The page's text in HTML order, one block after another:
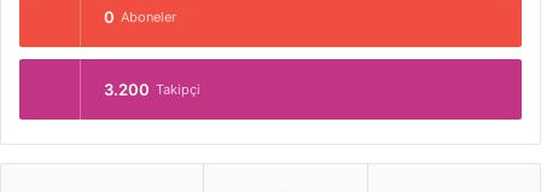
0 Aboneler
3.200 Takipçi